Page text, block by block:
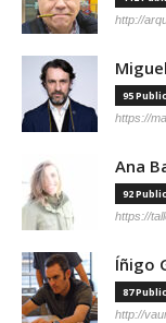
http://
95
https://
Ana
92
https://
Íñigo
87
http://